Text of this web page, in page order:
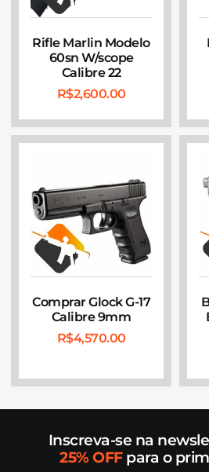
Rifle Marlin Modelo
60sn W/scope
Calibre 22
R$2,600.00
Comprar Glock G-17
Calibre 9mm
R$4,570.00
Inscreva-se na
25% OFFpara o